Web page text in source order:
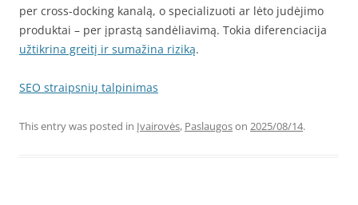
per cross-docking kanalą, o specializuoti ar lėto judėjimo
produktai – per įprastą sandėliavimą. Tokia diferenciacija
užtikrina greitį ir sumažina riziką.
SEO straipsnių talpinimas
This entry was posted in Įvairovės, Paslaugoson 2025/08/14.